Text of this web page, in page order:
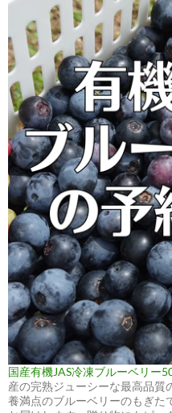
国産有機JAS冷凍ブルーベリー
産の完熟ジューシーな最高品質
養満点のブルーベリーのもぎた